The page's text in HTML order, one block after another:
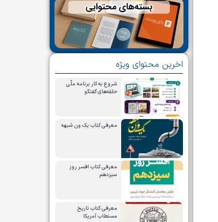
اخرین محتوای ویژه
شروع به کار برنامه ملّی
حلقه‌های گفتگو
معرفی کتاب یک ون شبهه
معرفی کتاب افسر روز
سیزدهم
معرفی کتاب تاریخ
مستطاب آمریکا